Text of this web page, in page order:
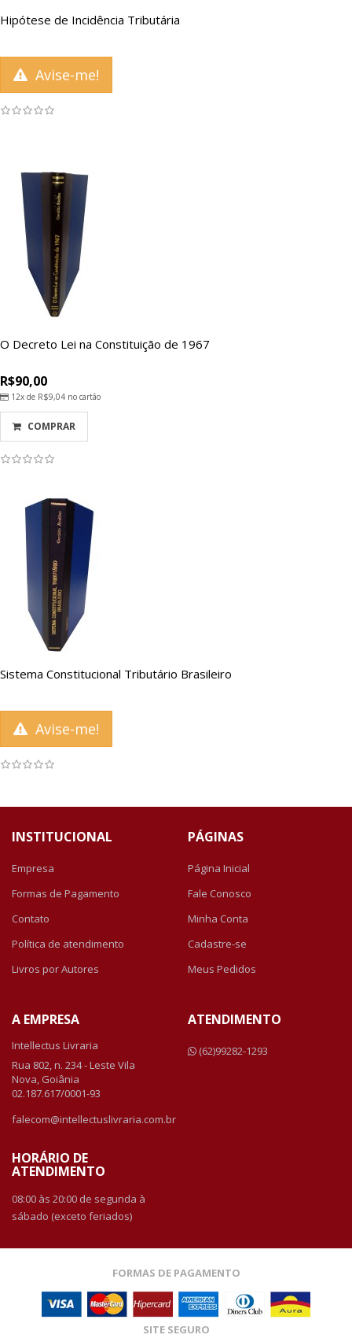
Hipótese de Incidência Tributária
Avise-me!
O Decreto Lei na Constituição de 1967
R$90,00
12x de R$9,04 no cartão
COMPRAR
Sistema Constitucional Tributário Brasileiro
Avise-me!
INSTITUCIONAL
Empresa
Formas de Pagamento
Contato
Política de atendimento
Livros por Autores
PÁGINAS
Página Inicial
Fale Conosco
Minha Conta
Cadastre-se
Meus Pedidos
A EMPRESA
Intellectus Livraria
Rua 802, n. 234 - Leste Vila
Nova, Goiânia
02.187.617/0001-93
falecom@intellectuslivraria.com.br
HORÁRIO DE
ATENDIMENTO
08:00 às 20:00 de segunda à
sábado (exceto feriados)
ATENDIMENTO
(62)99282-1293
FORMAS DE PAGAMENTO
SITE SEGURO